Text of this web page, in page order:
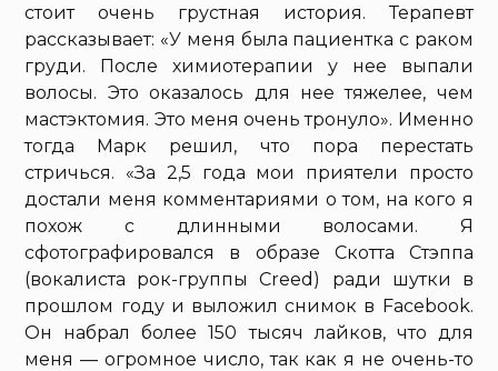
стоит очень грустная история. Терапевт
рассказывает: «У меня была пациентка с раком
груди. После химиотерапии у нее выпали
волосы. Это оказалось для нее тяжелее, чем
мастэктомия. Это меня очень тронуло». Именно
тогда Марк решил, что пора перестать
стричься. «За 2,5 года мои приятели просто
достали меня комментариями о том, на кого я
похож с длинными волосами. Я
сфотографировался в образе Скотта Стэппа
(вокалиста рок-группы Creed) ради шутки в
прошлом году и выложил снимок в Facebook.
Он набрал более 150 тысяч лайков, что для
меня — огромное число, так как я не очень-то